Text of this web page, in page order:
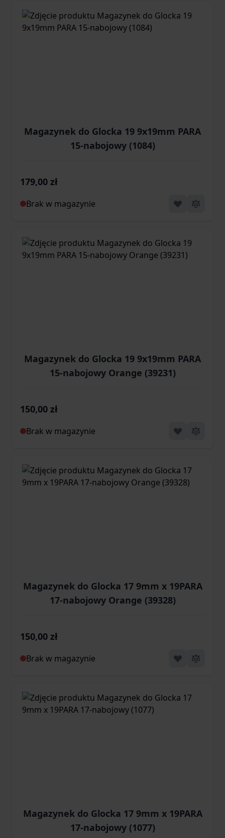
Magazynek do Glocka 19 9x19mm PARA
15-nabojowy (1084)
179,00 zł
Brak w magazynie
Magazynek do Glocka 19 9x19mm PARA
15-nabojowy Orange (39231)
150,00 zł
Brak w magazynie
Magazynek do Glocka 17 9mm x 19PARA
17-nabojowy Orange (39328)
150,00 zł
Brak w magazynie
Magazynek do Glocka 17 9mm x 19PARA
17-nabojowy (1077)